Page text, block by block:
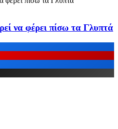
να φέρει πίσω τα Γλυπτά